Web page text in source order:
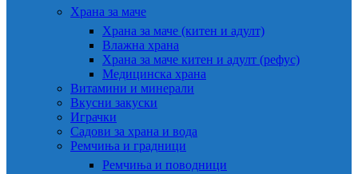
Храна за маче
Храна за маче (китен и адулт)
Влажна храна
Храна за маче китен и адулт (рефус)
Медицинска храна
Витамини и минерали
Вкусни закуски
Играчки
Садови за храна и вода
Ремчиња и градници
Ремчиња и поводници